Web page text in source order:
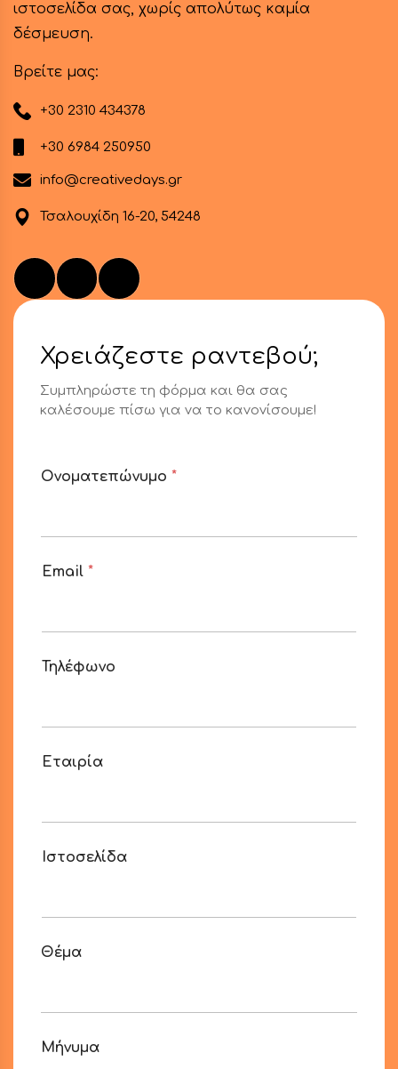
ιστοσελίδα σας, χωρίς απολύτως καμία
δέσμευση.
Βρείτε μας:
+30 2310 434378
+30 6984 250950
info@creativedays.gr
Τσαλουχίδη 16-20, 54248
Χρειάζεστε ραντεβού;
Συμπληρώστε τη φόρμα και θα σας
καλέσουμε πίσω για να το κανονίσουμε!
Ονοματεπώνυμο *
Email *
Τηλέφωνο
Εταιρία
Ιστοσελίδα
Θέμα
η
Μήνυμα